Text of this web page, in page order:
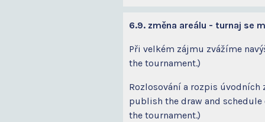
6.9. změna areálu - turnaj se
Při velkém zájmu zvážíme
the tournament.)
Rozlosování a rozpis úvodních
publish the draw and
the tournament.)